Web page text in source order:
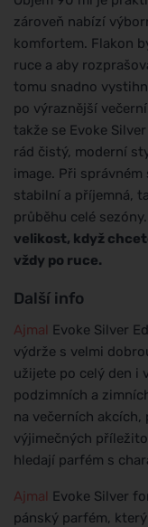
zároveň nabízí
komfortem. Flakon
ruce a aby
tomu snadno
po výraznější
takže se Evoke
rád čistý, moderní
image. Při
stabilní a příjemná,
průběhu celé sezóny.
velikost, když
vždy po ruce.
Další info
Ajmal Evoke Silver
výdrže s velmi
užijete po celý den i
podzimních a
na večerních
výjimečných
hledají parfém s
Ajmal Evoke Silver
pánský parfém,